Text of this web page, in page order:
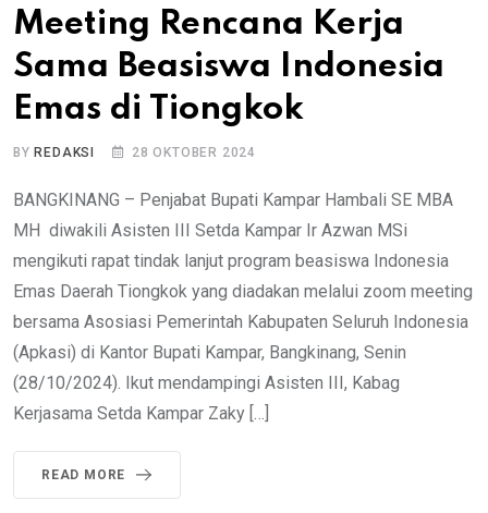
Meeting Rencana Kerja
Sama Beasiswa Indonesia
Emas di Tiongkok
BYREDAKSI 28 OKTOBER 2024
BANGKINANG – Penjabat Bupati Kampar Hambali SE MBA
MH diwakili Asisten III Setda Kampar Ir Azwan MSi
mengikuti rapat tindak lanjut program beasiswa Indonesia
Emas Daerah Tiongkok yang diadakan melalui zoom meeting
bersama Asosiasi Pemerintah Kabupaten Seluruh Indonesia
(Apkasi) di Kantor Bupati Kampar, Bangkinang, Senin
(28/10/2024). Ikut mendampingi Asisten III, Kabag
Kerjasama Setda Kampar Zaky […]
READ MORE